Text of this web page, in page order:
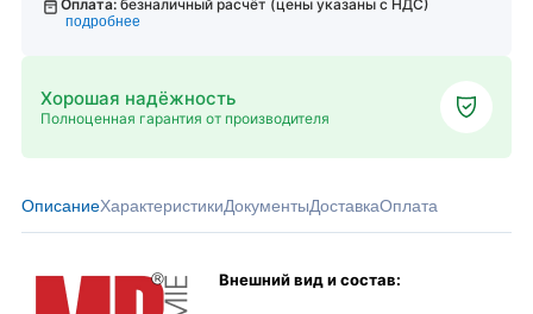
Оплата: безналичный расчёт (цены указаны с НДС)
подробнее
Хорошая надёжность
Полноценная гарантия от производителя
ОписаниеХарактеристикиДокументыДоставкаОплата
Внешний вид и состав: